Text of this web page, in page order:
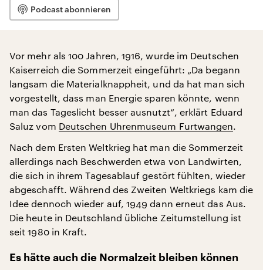
Podcast abonnieren
Vor mehr als 100 Jahren, 1916, wurde im Deutschen
Kaiserreich die Sommerzeit eingeführt: „Da begann
langsam die Materialknappheit, und da hat man sich
vorgestellt, dass man Energie sparen könnte, wenn
man das Tageslicht besser ausnutzt“, erklärt Eduard
Saluz vom Deutschen Uhrenmuseum Furtwangen.
Nach dem Ersten Weltkrieg hat man die Sommerzeit
allerdings nach Beschwerden etwa von Landwirten,
die sich in ihrem Tagesablauf gestört fühlten, wieder
abgeschafft. Während des Zweiten Weltkriegs kam die
Idee dennoch wieder auf, 1949 dann erneut das Aus.
Die heute in Deutschland übliche Zeitumstellung ist
seit 1980 in Kraft.
Es hätte auch die Normalzeit bleiben können